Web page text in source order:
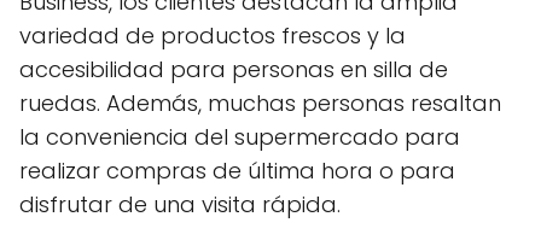
variedad de productos frescos y la
accesibilidad para personas en silla de
ruedas. Además, muchas personas resaltan
la conveniencia del supermercado para
realizar compras de última hora o para
disfrutar de una visita rápida.